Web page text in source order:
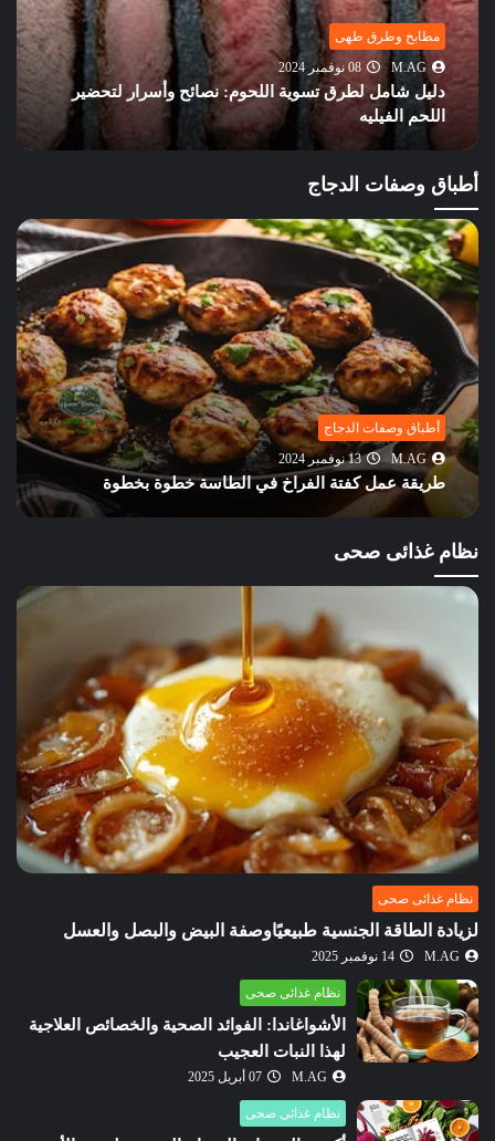
مطابخ وطرق طهى
M.AG
08 نوفمبر 2024
دليل شامل لطرق تسوية اللحوم: نصائح وأسرار لتحضير
اللحم الفيليه
أطباق وصفات الدجاج
أطباق وصفات الدجاج
M.AG
13 نوفمبر 2024
طريقة عمل كفتة الفراخ في الطاسة خطوة بخطوة
نظام غذائى صحى
نظام غذائى صحى
لزيادة الطاقة الجنسية طبيعيًاوصفة البيض والبصل والعسل
M.AG 14 نوفمبر 2025
نظام غذائى صحى
الأشواغاندا: الفوائد الصحية والخصائص العلاجية
لهذا النبات العجيب
M.AG 07 أبريل 2025
نظام غذائى صحى